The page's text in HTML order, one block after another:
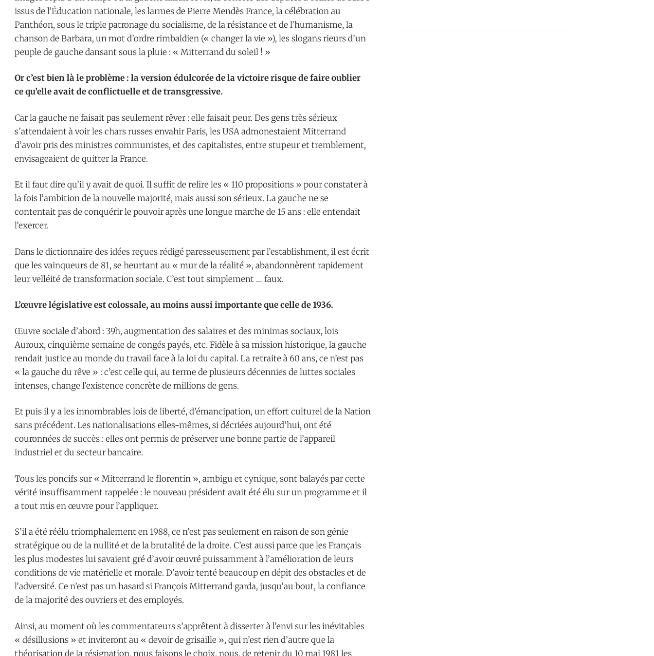
issus de l’Éducation nationale, les larmes de Pierre Mendès France, la célébration au
Panthéon, sous le triple patronage du socialisme, de la résistance et de l’humanisme, la
chanson de Barbara, un mot d’ordre rimbaldien (« changer la vie »), les slogans rieurs d’un
peuple de gauche dansant sous la pluie : « Mitterrand du soleil ! »
Or c’est bien là le problème : la version édulcorée de la victoire risque de faire oublier
ce qu’elle avait de conflictuelle et de transgressive.
Car la gauche ne faisait pas seulement rêver : elle faisait peur. Des gens très sérieux
s’attendaient à voir les chars russes envahir Paris, les USA admonestaient Mitterrand
d’avoir pris des ministres communistes, et des capitalistes, entre stupeur et tremblement,
envisageaient de quitter la France.
Et il faut dire qu’il y avait de quoi. Il suffit de relire les « 110 propositions » pour constater à
la fois l’ambition de la nouvelle majorité, mais aussi son sérieux. La gauche ne se
contentait pas de conquérir le pouvoir après une longue marche de 15 ans : elle entendait
l’exercer.
Dans le dictionnaire des idées reçues rédigé paresseusement par l’establishment, il est écrit
que les vainqueurs de 81, se heurtant au « mur de la réalité », abandonnèrent rapidement
leur velléité de transformation sociale. C’est tout simplement … faux.
L’œuvre législative est colossale, au moins aussi importante que celle de 1936.
Œuvre sociale d’abord : 39h, augmentation des salaires et des minimas sociaux, lois
Auroux, cinquième semaine de congés payés, etc. Fidèle à sa mission historique, la gauche
rendait justice au monde du travail face à la loi du capital. La retraite à 60 ans, ce n’est pas
« la gauche du rêve » : c’est celle qui, au terme de plusieurs décennies de luttes sociales
intenses, change l’existence concrète de millions de gens.
Et puis il y a les innombrables lois de liberté, d’émancipation, un effort culturel de la Nation
sans précédent. Les nationalisations elles-mêmes, si décriées aujourd’hui, ont été
couronnées de succès : elles ont permis de préserver une bonne partie de l’appareil
industriel et du secteur bancaire.
Tous les poncifs sur « Mitterrand le florentin », ambigu et cynique, sont balayés par cette
vérité insuffisamment rappelée : le nouveau président avait été élu sur un programme et il
a tout mis en œuvre pour l’appliquer.
S’il a été réélu triomphalement en 1988, ce n’est pas seulement en raison de son génie
stratégique ou de la nullité et de la brutalité de la droite. C’est aussi parce que les Français
les plus modestes lui savaient gré d’avoir œuvré puissamment à l’amélioration de leurs
conditions de vie matérielle et morale. D’avoir tenté beaucoup en dépit des obstacles et de
l’adversité. Ce n’est pas un hasard si François Mitterrand garda, jusqu’au bout, la confiance
de la majorité des ouvriers et des employés.
Ainsi, au moment où les commentateurs s’apprêtent à disserter à l’envi sur les inévitables
« désillusions » et inviteront au « devoir de grisaille », qui n’est rien d’autre que la
théorisation de la résignation, nous faisons le choix, nous, de retenir du 10 mai 1981 les